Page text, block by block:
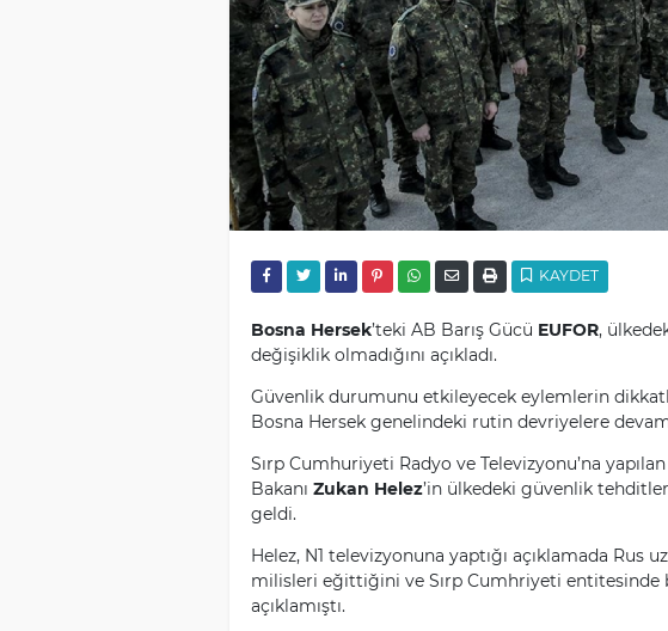
KAYDET
Bosna Hersek’teki AB Barış Gücü EUFOR,
değişiklik olmadığını açıkladı.
Güvenlik durumunu etkileyecek eylemlerin
Bosna Hersek genelindeki rutin devriyelere
Sırp Cumhuriyeti Radyo ve Televizyonu’na
Bakanı Zukan Helez’in ülkedeki güvenlik
geldi.
Helez, N1 televizyonuna yaptığı açıklamada Rus
milisleri eğittiğini ve Sırp Cumhriyeti entitesinde
açıklamıştı.